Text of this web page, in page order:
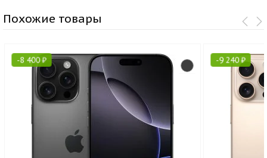
Похожие товары
-8 400₽ -9 240₽